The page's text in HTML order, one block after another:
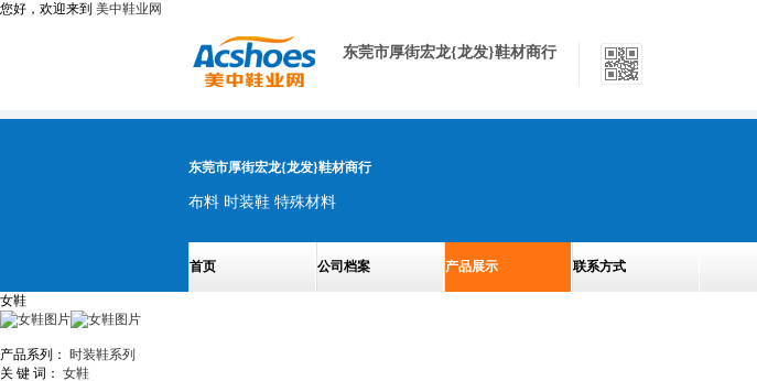
您好，欢迎来到 美中鞋业网
东莞市厚街宏龙{龙发}鞋材商行
东莞市厚街宏龙{龙发}鞋材商行
布料 时装鞋 特殊材料
首页 公司档案 产品展示 联系方式
女鞋
产品系列：
时装鞋系列
关 键 词： 女鞋